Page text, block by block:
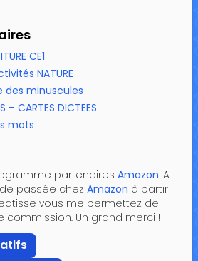
CE1
NATURE
des minuscules
– CARTES DICTEES
mots
partenaires Amazon. A
passée chez Amazon à partir
vous me permettez de
commission. Un grand merci !